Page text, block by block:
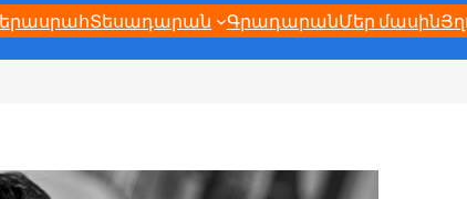
Տեսադարան ԳրադարանՄեր մասին